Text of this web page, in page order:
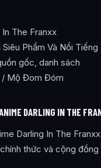
The Franxx
Phẩm Và Nổi Tiếng
gốc, danh sách
/ Mộ Đom Đóm
DARLING IN THE
Darling In The
thức và cộng đồng